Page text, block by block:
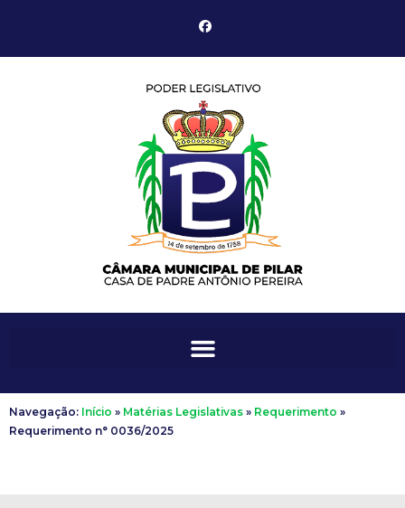
Navegação: Início » Matérias Legislativas » Requerimento »
Requerimento n° 0036/2025